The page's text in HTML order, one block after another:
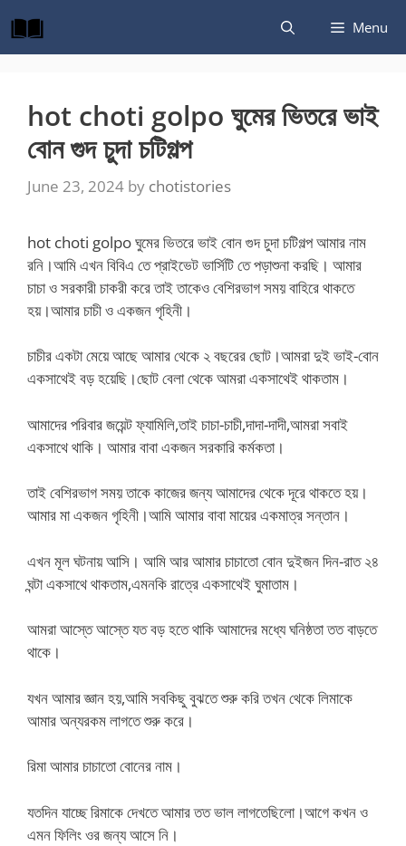
to
content
Menu
hot choti golpo ঘুমের ভিতরে ভাই
বোন গুদ চুদা চটিগল্প
June 23, 2024 by chotistories
hot choti golpo ঘুমের ভিতরে ভাই বোন গুদ চুদা চটিগল্প আমার নাম
রনি।আমি এখন বিবিএ তে প্রাইভেট ভার্সিটি তে পড়াশুনা করছি। আমার
চাচা ও সরকারী চাকরী করে তাই তাকেও বেশিরভাগ সময় বাহিরে থাকতে
হয়।আমার চাচী ও একজন গৃহিনী।
চাচীর একটা মেয়ে আছে আমার থেকে ২ বছরের ছোট।আমরা দুই ভাই-বোন
একসাথেই বড় হয়েছি।ছোট বেলা থেকে আমরা একসাথেই থাকতাম।
আমাদের পরিবার জয়েন্ট ফ্যামিলি,তাই চাচা-চাচী,দাদা-দাদী,আমরা সবাই
একসাথে থাকি। আমার বাবা একজন সরকারি কর্মকতা।
তাই বেশিরভাগ সময় তাকে কাজের জন্য আমাদের থেকে দূরে থাকতে হয়।
আমার মা একজন গৃহিনী।আমি আমার বাবা মায়ের একমাত্র সন্তান।
এখন মূল ঘটনায় আসি। আমি আর আমার চাচাতো বোন দুইজন দিন-রাত ২৪
ঘন্টা একসাথে থাকতাম,এমনকি রাত্রে একসাথেই ঘুমাতাম।
আমরা আস্তে আস্তে যত বড় হতে থাকি আমাদের মধ্যে ঘনিষ্ঠতা তত বাড়তে
থাকে।
যখন আমার জ্ঞান হয়,আমি সবকিছু বুঝতে শুরু করি তখন থেকে লিমাকে
আমার অন্যরকম লাগতে শুরু করে।
রিমা আমার চাচাতো বোনের নাম।
যতদিন যাচ্ছে রিমাকে দেখতে আমার তত ভাল লাগতেছিলো।আগে কখন ও
এমন ফিলিং ওর জন্য আসে নি।